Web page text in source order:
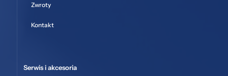
Zwroty
Kontakt
Serwis i akcesoria